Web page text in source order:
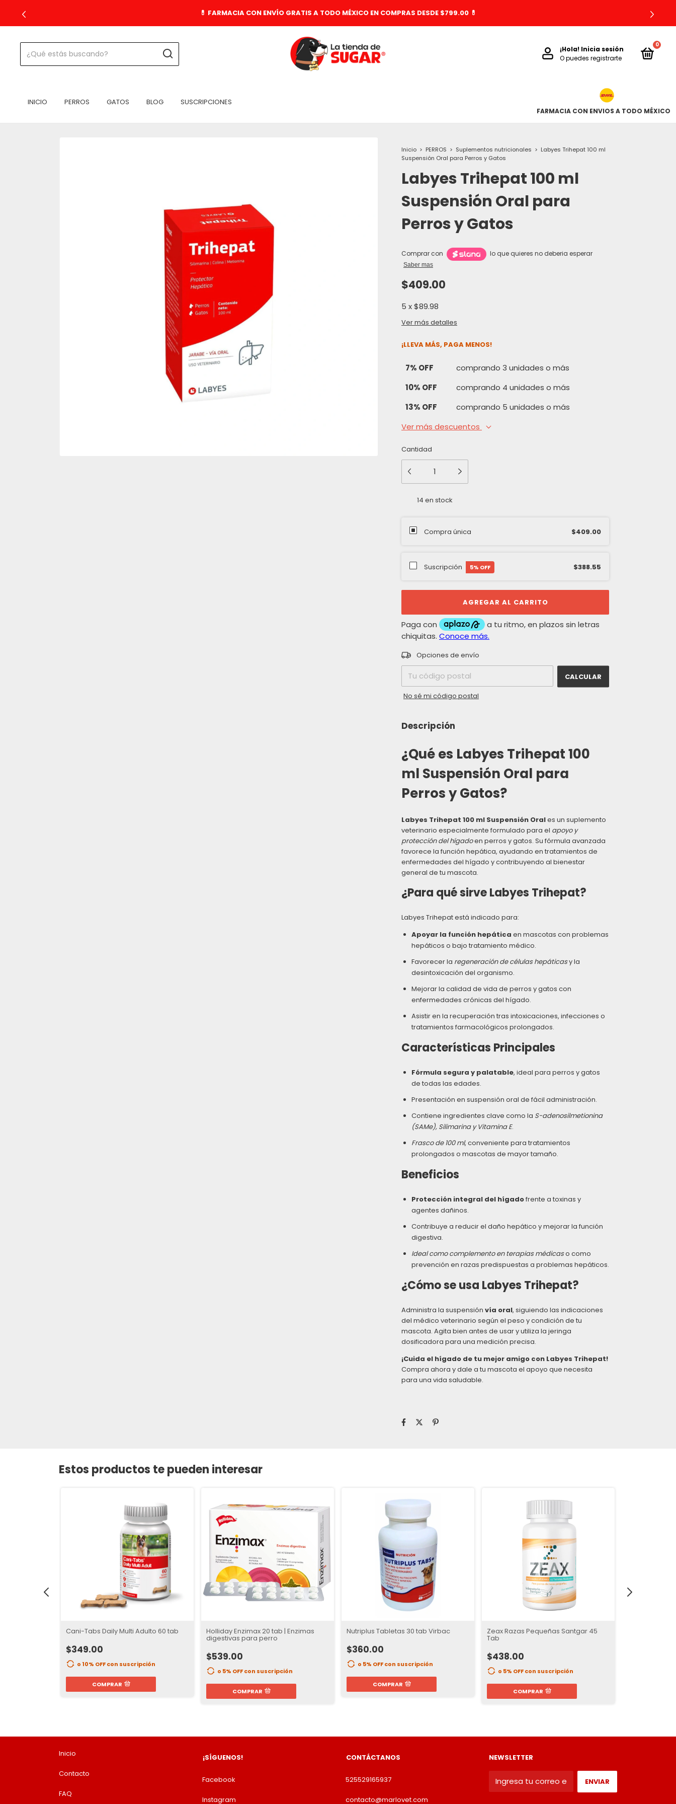
💊 FARMACIA CON ENVÍO GRATIS A TODO MÉXICO EN COMPRAS DESDE $799.00 💊
¡Hola! Inicia sesión
O puedes registrarte
0
INICIO PERROS GATOS BLOG SUSCRIPCIONES
FARMACIA CON ENVIOS A TODO MÉXICO
Inicio > PERROS > Suplementos nutricionales > Labyes Trihepat 100 ml
Suspensión Oral para Perros y Gatos
Labyes Trihepat 100 ml
Suspensión Oral para
Perros y Gatos
Comprar con lo que quieres no deberia esperar
Saber mas
$409.00
5 x$89.98
Ver más detalles
¡LLEVA MÁS, PAGA MENOS!
7% OFF
comprando 3 unidades o más
10% OFF
comprando 4 unidades o más
13% OFF
comprando 5 unidades o más
Ver más descuentos
Cantidad
14 en stock
Compra única $409.00
Suscripción 5% OFF $388.55
Entregas para el CP:
Opciones de envío
CALCULAR
No sé mi código postal
Descripción
¿Qué es Labyes Trihepat 100
ml Suspensión Oral para
Perros y Gatos?
Labyes Trihepat 100 ml Suspensión Orales un suplemento
veterinario especialmente formulado para el apoyo y
protección del hígadoen perros y gatos. Su fórmula avanzada
favorece la función hepática, ayudando en tratamientos de
enfermedades del hígado y contribuyendo al bienestar
general de tu mascota.
¿Para qué sirve Labyes Trihepat?
Labyes Trihepat está indicado para:
Apoyar la función hepática en mascotas con problemas
hepáticos o bajo tratamiento médico.
Favorecer la regeneración de células hepáticasy la
desintoxicación del organismo.
Mejorar la calidad de vida de perros y gatos con
enfermedades crónicas del hígado.
Asistir en la recuperación tras intoxicaciones, infecciones o
tratamientos farmacológicos prolongados.
Características Principales
Fórmula segura y palatable, ideal para perros y gatos
de todas las edades.
Presentación en suspensión oral de fácil administración.
Contiene ingredientes clave como la S-adenosilmetionina
(SAMe), Silimarina y Vitamina E.
Frasco de 100 ml, conveniente para tratamientos
prolongados o mascotas de mayor tamaño.
Beneficios
Protección integral del hígadofrente a toxinas y
agentes dañinos.
Contribuye a reducir el daño hepático y mejorar la función
digestiva.
Ideal como complemento en terapias médicaso como
prevención en razas predispuestas a problemas hepáticos.
¿Cómo se usa Labyes Trihepat?
Administra la suspensión vía oral, siguiendo las indicaciones
del médico veterinario según el peso y condición de tu
mascota. Agita bien antes de usar y utiliza la jeringa
dosificadora para una medición precisa.
¡Cuida el hígado de tu mejor amigo con Labyes Trihepat!
Compra ahora y dale a tu mascota el apoyo que necesita
para una vida saludable.
Estos productos te pueden interesar
Cani-Tabs Daily Multi Adulto 60 tab
$349.00
o 10% OFFcon suscripción
COMPRAR
Holliday Enzimax 20 tab | Enzimas
digestivas para perro
$539.00
o 5% OFFcon suscripción
COMPRAR
Nutriplus Tabletas 30 tab Virbac
$360.00
o 5% OFFcon suscripción
COMPRAR
Zeax Razas Pequeñas Santgar 45
Tab
$438.00
o 5% OFFcon suscripción
COMPRAR
Inicio
Contacto
FAQ
¡SÍGUENOS!
Facebook
Instagram
CONTÁCTANOS
525529165937
contacto@marlovet.com
NEWSLETTER